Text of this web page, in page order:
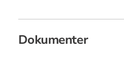
Dokumenter